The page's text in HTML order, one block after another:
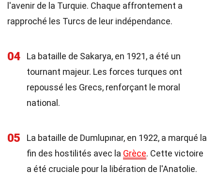
l'avenir de la Turquie. Chaque affrontement a
rapproché les Turcs de leur indépendance.
04
La bataille de Sakarya, en 1921, a été un
tournant majeur. Les forces turques ont
repoussé les Grecs, renforçant le moral
national.
05
La bataille de Dumlupınar, en 1922, a marqué la
fin des hostilités avec la Grèce. Cette victoire
a été cruciale pour la libération de l'Anatolie.